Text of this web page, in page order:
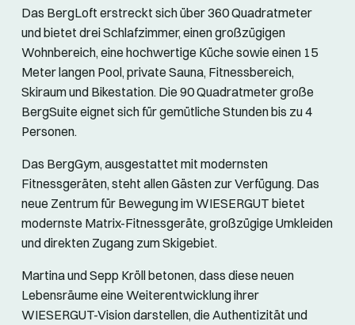
Das BergLoft erstreckt sich über 360 Quadratmeter
und bietet drei Schlafzimmer, einen großzügigen
Wohnbereich, eine hochwertige Küche sowie einen 15
Meter langen Pool, private Sauna, Fitnessbereich,
Skiraum und Bikestation. Die 90 Quadratmeter große
BergSuite eignet sich für gemütliche Stunden bis zu 4
Personen.
Das BergGym, ausgestattet mit modernsten
Fitnessgeräten, steht allen Gästen zur Verfügung. Das
neue Zentrum für Bewegung im WIESERGUT bietet
modernste Matrix-Fitnessgeräte, großzügige Umkleiden
und direkten Zugang zum Skigebiet.
Martina und Sepp Kröll betonen, dass diese neuen
Lebensräume eine Weiterentwicklung ihrer
WIESERGUT-Vision darstellen, die Authentizität und